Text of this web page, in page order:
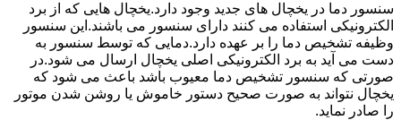
سنسور دما در یخچال های جدید وجود دارد.یخچال هایی که از برد
الکترونیکی استفاده می کنند دارای سنسور می باشند.این سنسور
وظیفه تشخیص دما را بر عهده دارد.دمایی که توسط سنسور به
دست می آید به برد الکترونیکی اصلی یخچال ارسال می شود.در
صورتی که سنسور تشخیص دما معیوب باشد باعث می شود که
یخچال نتواند به صورت صحیح دستور خاموش یا روشن شدن موتور
را صادر نماید.